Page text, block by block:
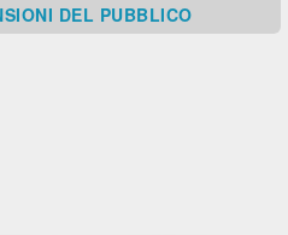
DEL PUBBLICO